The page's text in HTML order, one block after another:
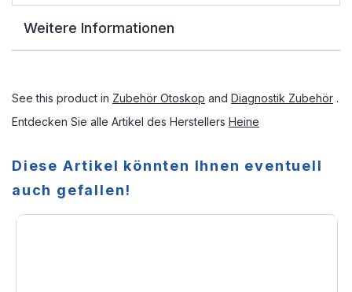
Weitere Informationen
See this product in Zubehör Otoskop and Diagnostik Zubehör .
Entdecken Sie alle Artikel des Herstellers Heine
Diese Artikel könnten Ihnen eventuell
auch gefallen!